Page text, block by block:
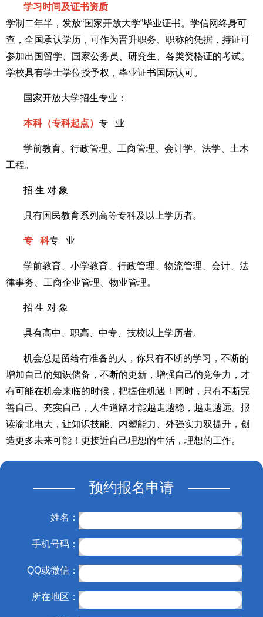
学习时间及证书资质
学制二年半，发放“国家开放大学”毕业证书。学信网终身可
查，全国承认学历，可作为晋升职务、职称的凭据，持证可
参加出国留学、国家公务员、研究生、各类资格证的考试。
学校具有学士学位授予权，毕业证书国际认可。
国家开放大学招生专业：
本科（专科起点） 专 业
学前教育、行政管理、工商管理、会计学、法学、土木
工程。
招 生 对 象
具有国民教育系列高等专科及以上学历者。
专 科专 业
学前教育、小学教育、行政管理、物流管理、会计、法
律事务、工商企业管理、物业管理。
招 生 对 象
具有高中、职高、中专、技校以上学历者。
机会总是留给有准备的人，你只有不断的学习，不断的
增加自己的知识储备，不断的更新，增强自己的竞争力，才
有可能在机会来临的时候，把握住机遇！同时，只有不断完
善自己、充实自己，人生道路才能越走越稳，越走越远。报
读渝北电大，让知识技能、内塑能力、外强实力双提升，创
造更多未来可能！更接近自己理想的生活，理想的工作。
——— 预约报名申请 ———
姓名：
手机号码：
QQ或微信：
所在地区：